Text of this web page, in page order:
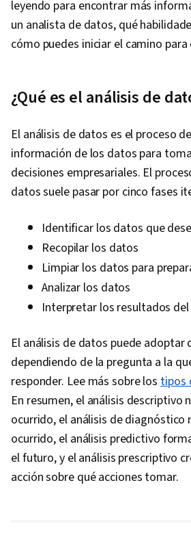
leyendo para encontrar más
un analista de datos, qué
cómo puedes iniciar el camino
¿Qué es el análisis de
El análisis de datos es el proceso
información de los datos para
decisiones empresariales. El
datos suele pasar por cinco fases
Identificar los datos que
Recopilar los datos
Limpiar los datos para
Analizar los datos
Interpretar los resultados del
El análisis de datos puede
dependiendo de la pregunta a la
responder. Lee más sobre lostipos
En resumen, el análisis descriptivo
ocurrido, el análisis de diagnóstico
ocurrido, el análisis predictivo
el futuro, y el análisis prescriptivo
acción sobre qué acciones tomar.
0:00/3:09